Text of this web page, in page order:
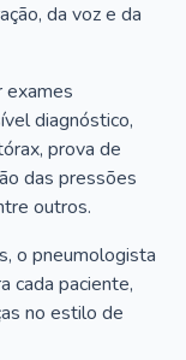
da voz e da
exames
diagnóstico,
prova de
das pressões
outros.
o pneumologista
cada paciente,
no estilo de